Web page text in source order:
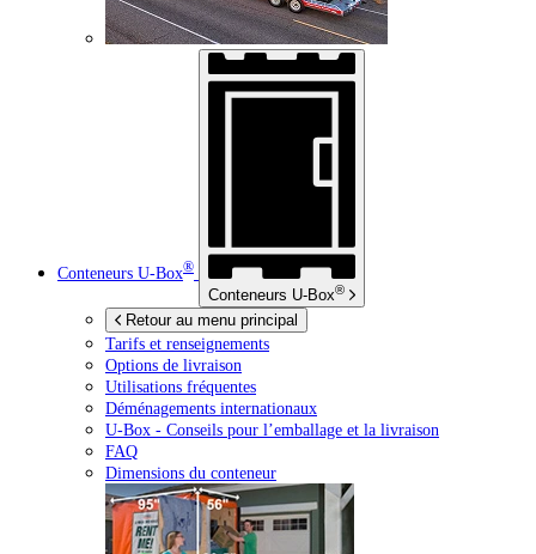
Conteneurs U-Box®
Conteneurs U-Box®
Retour au menu principal
Tarifs et renseignements
Options de livraison
Utilisations fréquentes
Déménagements internationaux
U-Box - Conseils pour l’emballage et la livraison
FAQ
Dimensions du conteneur